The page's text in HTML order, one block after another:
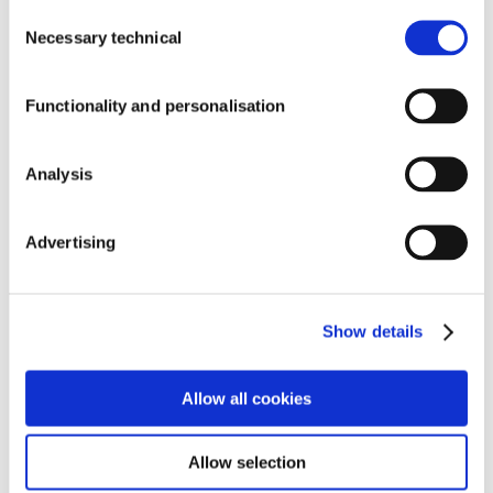
Selection
Necessary technical
Functionality and personalisation
Analysis
Advertising
Show details
Allow all cookies
Allow selection
Salle de presse Affron
Salle de presse Plasys300
INGREDIENTS
OLIVACTIVE®
AFFRONEYE®
LIBOOST